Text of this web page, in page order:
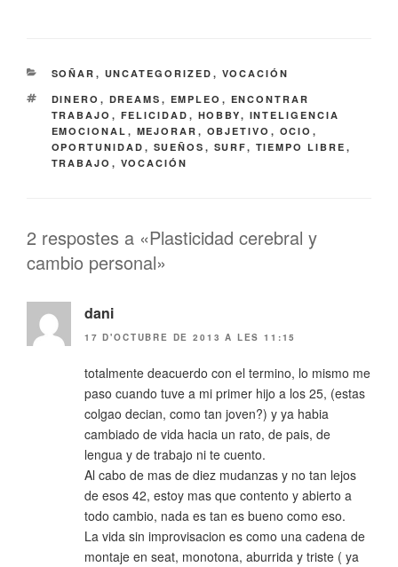
CATEGORIES
SOÑAR , UNCATEGORIZED , VOCACIÓN
ETIQUETES
DINERO , DREAMS , EMPLEO , ENCONTRAR
TRABAJO , FELICIDAD , HOBBY, INTELIGENCIA
EMOCIONAL , MEJORAR , OBJETIVO , OCIO ,
OPORTUNIDAD , SUEÑOS , SURF, TIEMPO LIBRE ,
TRABAJO , VOCACIÓN
2 respostes a «Plasticidad cerebral y
cambio personal»
dani
17 D'OCTUBRE DE 2013 A LES 11:15
totalmente deacuerdo con el termino, lo mismo me
paso cuando tuve a mi primer hijo a los 25, (estas
colgao decian, como tan joven?) y ya habia
cambiado de vida hacia un rato, de pais, de
lengua y de trabajo ni te cuento.
Al cabo de mas de diez mudanzas y no tan lejos
de esos 42, estoy mas que contento y abierto a
todo cambio, nada es tan es bueno como eso.
La vida sin improvisacion es como una cadena de
montaje en seat, monotona, aburrida y triste ( ya